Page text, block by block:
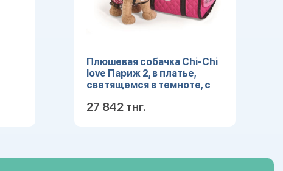
Плюшевая собачка Chi-Chi
love Париж 2, в платье,
светящемся в темноте, с
27 842 тнг.